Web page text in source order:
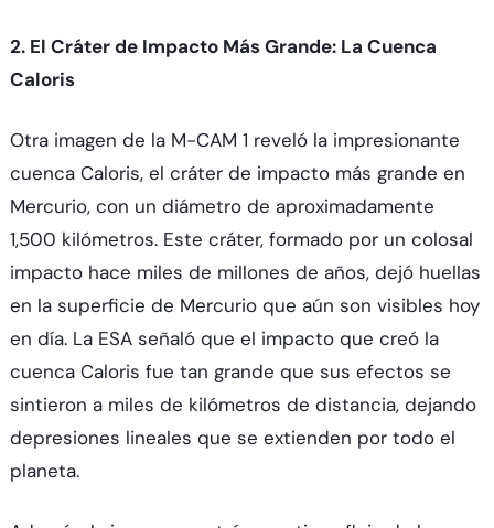
2. El Cráter de Impacto Más Grande: La Cuenca
Caloris
Otra imagen de la M-CAM 1 reveló la impresionante
cuenca Caloris, el cráter de impacto más grande en
Mercurio, con un diámetro de aproximadamente
1,500 kilómetros. Este cráter, formado por un colosal
impacto hace miles de millones de años, dejó huellas
en la superficie de Mercurio que aún son visibles hoy
en día. La ESA señaló que el impacto que creó la
cuenca Caloris fue tan grande que sus efectos se
sintieron a miles de kilómetros de distancia, dejando
depresiones lineales que se extienden por todo el
planeta.